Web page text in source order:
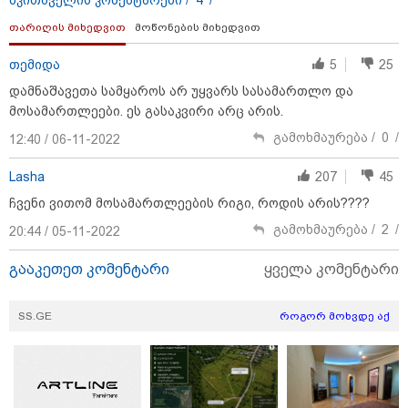
"24 იანვრის ღამეს თამარ ნავროზაშვილის ძმა
მიგზავნის მესიჯს... მე ვერ ვნახე, რადგან "სპამებში"
ჩავარდა": რა მისწერა ნია იმნაძის ბიძამ ეკა
კუპატაძეს? - გიგა ავალიანის დედა "სქრინს"
აქვეყნებს
ნია იმნაძის ბებია მიმართვას ავრცელებს -
თარიღის მიხედვით მოწონების მიხედვით
თემიდა 5
25
დამნაშავეთა სამყაროს არ უყვარს სასამართლო და
მოსამართლეები. ეს გასაკვირი არც არის.
12:40 / 06-11-2022
გამოხმაურება / 0 /
Lasha 207
45
ჩვენი ვითომ მოსამართლეების რიგი, როდის არის????
20:44 / 05-11-2022
გამოხმაურება / 2 /
გააკეთეთ კომენტარი ყველა კომენტარი
SS.GE როგორ მოხვდე აქ